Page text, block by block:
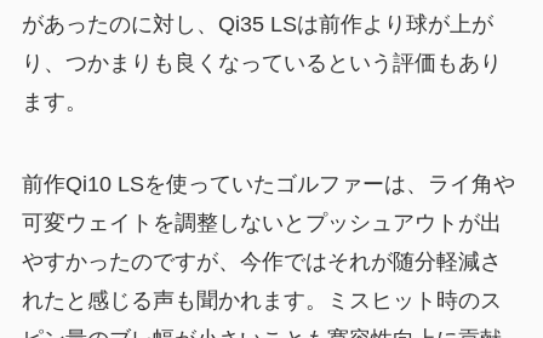
があったのに対し、Qi35 LSは前作より球が上が
り、つかまりも良くなっているという評価もあり
ます。
前作Qi10 LSを使っていたゴルファーは、ライ角や
可変ウェイトを調整しないとプッシュアウトが出
やすかったのですが、今作ではそれが随分軽減さ
れたと感じる声も聞かれます。ミスヒット時のス